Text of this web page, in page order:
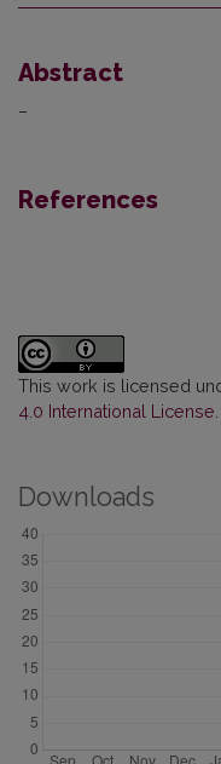
Abstract
–
References
This work is licensed
4.0 International License.
Downloads